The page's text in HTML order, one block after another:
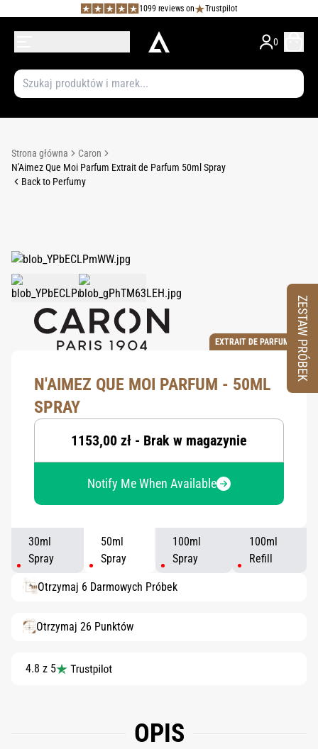
1099 reviews on Trustpilot
0
Strona główna
Caron
N'Aimez Que Moi Parfum Extrait de Parfum 50ml Spray
Back to Perfumy
EXTRAIT DE PARFUM
N'AIMEZ QUE MOI PARFUM - 50ML
SPRAY
1153,00 zł - Brak w magazynie
Notify Me When Available
30ml
Spray
50ml
Spray
100ml
Spray
100ml
Refill
Otrzymaj 6 Darmowych Próbek
Otrzymaj 26 Punktów
4.8 z 5
OPIS
ZESTAW PRÓBEK